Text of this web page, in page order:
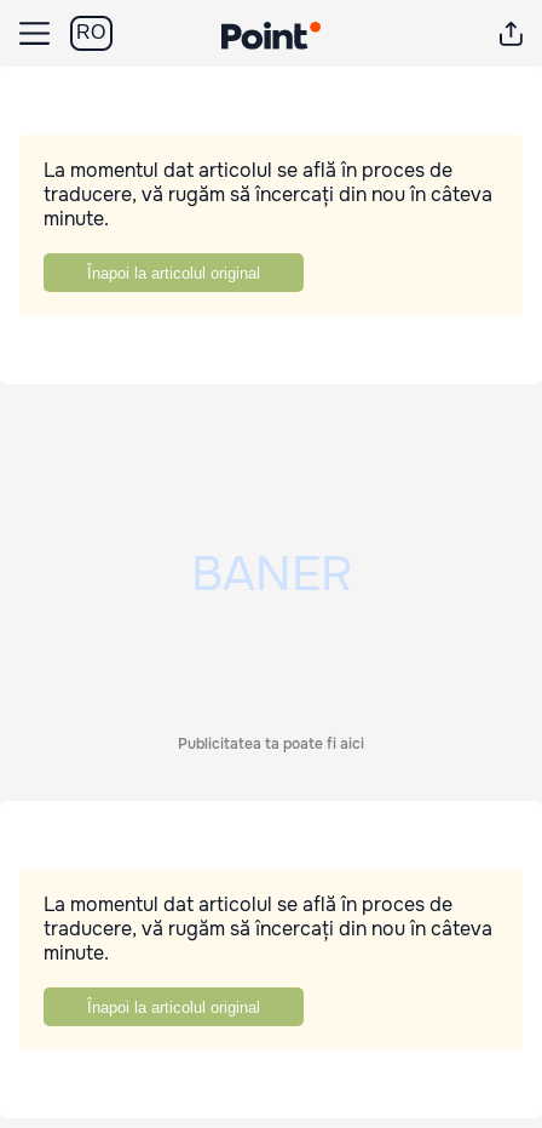
RO
La momentul dat articolul se află în proces de
traducere, vă rugăm să încercați din nou în câteva
minute.
Înapoi la articolul original
Publicitatea ta poate fi aici
La momentul dat articolul se află în proces de
traducere, vă rugăm să încercați din nou în câteva
minute.
Înapoi la articolul original